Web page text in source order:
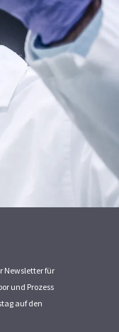
Newsletter für
und Prozess
auf den